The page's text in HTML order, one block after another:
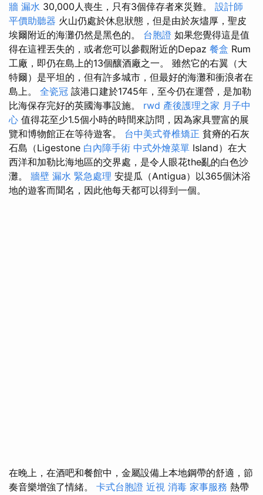
牆 漏水 30,000人喪生，只有3個倖存者來災難。 設計師
平價助聽器 火山仍處於休息狀態，但是由於灰燼厚，聖皮
埃爾附近的海灘仍然是黑色的。 台胞證 如果您覺得這是值
得在這裡丟失的，或者您可以參觀附近的Depaz 餐盒 Rum
工廠，即仍在島上的13個釀酒廠之一。 雖然它的右翼（大
特爾）是平坦的，但有許多城市，但最好的海灘和衝浪者在
島上。 全瓷冠 該港口建於1745年，至今仍在運營，是加勒
比海保存完好的英國海事設施。 rwd 產後護理之家 月子中
心 值得花至少1.5個小時的時間來訪問，因為家具豐富的展
覽和博物館正在等待遊客。 台中美式脊椎矯正 貧瘠的石灰
石島（Ligestone 白內障手術 中式外燴菜單 Island）在大
西洋和加勒比海地區的交界處，是令人眼花the亂的白色沙
灘。 牆壁 漏水 緊急處理 安提瓜（Antigua）以365個沐浴
地的遊客而聞名，因此他每天都可以得到一個。
在晚上，在酒吧和餐館中，金屬設備上本地鋼帶的舒適，節
奏音樂增強了情緒。 卡式台胞證 近視 消毒 家事服務 熱帶